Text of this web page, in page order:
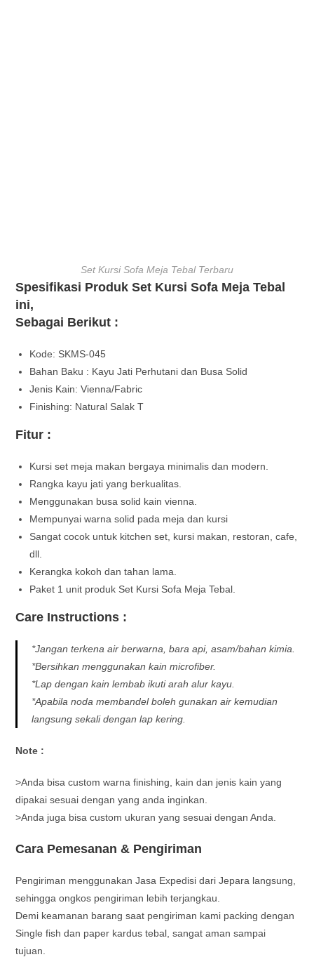
Set Kursi Sofa Meja Tebal Terbaru
Spesifikasi Produk Set Kursi Sofa Meja Tebal
ini,
Sebagai Berikut :
Kode: SKMS-045
Bahan Baku : Kayu Jati Perhutani dan Busa Solid
Jenis Kain: Vienna/Fabric
Finishing: Natural Salak T
Fitur :
Kursi set meja makan bergaya minimalis dan modern.
Rangka kayu jati yang berkualitas.
Menggunakan busa solid kain vienna.
Mempunyai warna solid pada meja dan kursi
Sangat cocok untuk kitchen set, kursi makan, restoran, cafe,
dll.
Kerangka kokoh dan tahan lama.
Paket 1 unit produk Set Kursi Sofa Meja Tebal.
Care Instructions :
*Jangan terkena air berwarna, bara api, asam/bahan kimia.
*Bersihkan menggunakan kain microfiber.
*Lap dengan kain lembab ikuti arah alur kayu.
*Apabila noda membandel boleh gunakan air kemudian
langsung sekali dengan lap kering.
Note :
>Anda bisa custom warna finishing, kain dan jenis kain yang
dipakai sesuai dengan yang anda inginkan.
>Anda juga bisa custom ukuran yang sesuai dengan Anda.
Cara Pemesanan & Pengiriman
Pengiriman menggunakan Jasa Expedisi dari Jepara langsung,
sehingga ongkos pengiriman lebih terjangkau.
Demi keamanan barang saat pengiriman kami packing dengan
Single fish dan paper kardus tebal, sangat aman sampai
tujuan.